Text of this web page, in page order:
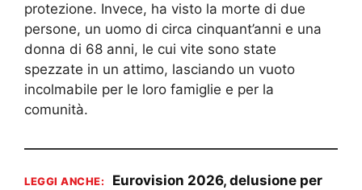
protezione. Invece, ha visto la morte di due
persone, un uomo di circa cinquant’anni e una
donna di 68 anni, le cui vite sono state
spezzate in un attimo, lasciando un vuoto
incolmabile per le loro famiglie e per la
comunità.
LEGGI ANCHE:
Eurovision 2026, delusione per